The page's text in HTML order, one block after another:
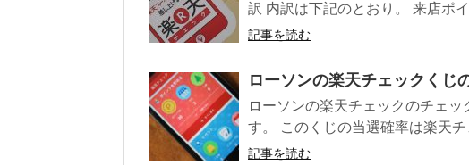
訳 内訳は下記のとおり。 来店ポ
記事を読む
ローソンの楽天チェックくじ
ローソンの楽天チェックのチェ
す。 このくじの当選確率は楽天
記事を読む